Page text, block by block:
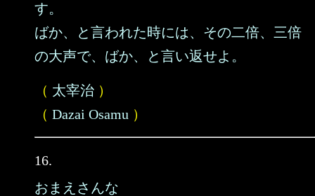
す。
ばか、と言われた時には、その二倍、三倍
の大声で、ばか、と言い返せよ。
（ 太宰治 ）
（ Dazai Osamu ）
16.
おまえさんな